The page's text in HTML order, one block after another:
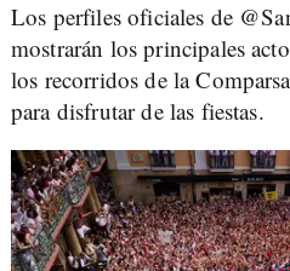
Los perfiles oficiales de
mostrarán los principales
los recorridos de la
para disfrutar de las fiestas.